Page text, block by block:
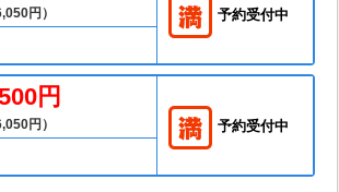
円） 予約受付中
円
円） 予約受付中